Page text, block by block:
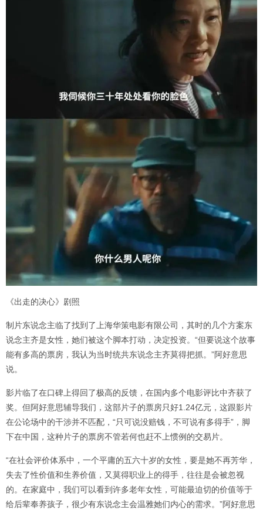
《出走的决心》剧照
制片东说念主临了找到了上海华策电影有限公司，其时的几个方案东
说念主齐是女性，她们被这个脚本打动，决定投资。“但要说这个故事
能有多高的票房，我认为当时统共东说念主齐莫得把抓。”阿好意思
说。
影片临了在口碑上得回了极高的反馈，在国内多个电影评比中齐获了
奖。但阿好意思辅导我们，这部片子的票房只好1.24亿元，这跟影片
在公论场中的干涉并不匹配，“只可说没赔钱，不可说有多得手”，脚
下在中国，这种片子的票房不管若何也赶不上惯例的交易片。
“在社会评价体系中，一个平庸的五六十岁的女性，要是她不再芳华，
失去了性价值和生养价值，又莫得职业上的得手，往往是会被忽视
的。在家庭中，我们可以看到许多老年女性，可能最迫切的价值等于
给后辈奉养孩子，很少有东说念主会温雅她们内心的需求。”阿好意思